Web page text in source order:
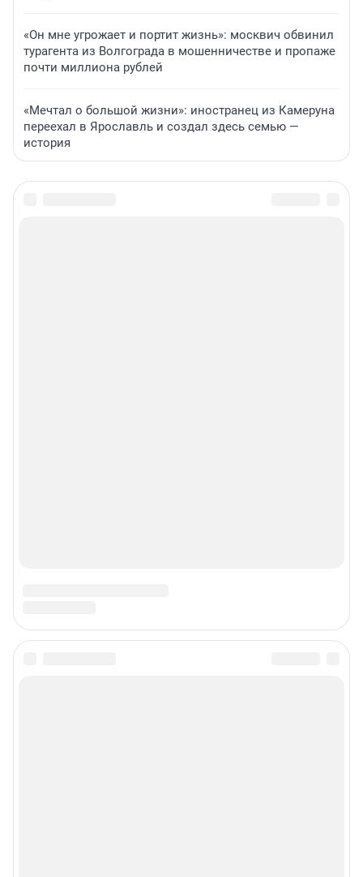
«Он мне угрожает и портит жизнь»: москвич обвинил
турагента из Волгограда в мошенничестве и пропаже
почти миллиона рублей
«Мечтал о большой жизни»: иностранец из Камеруна
переехал в Ярославль и создал здесь семью —
история